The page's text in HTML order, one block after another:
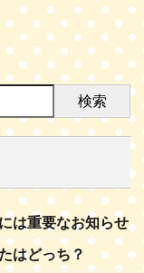
検索
は重要なお知らせ
はどっち？